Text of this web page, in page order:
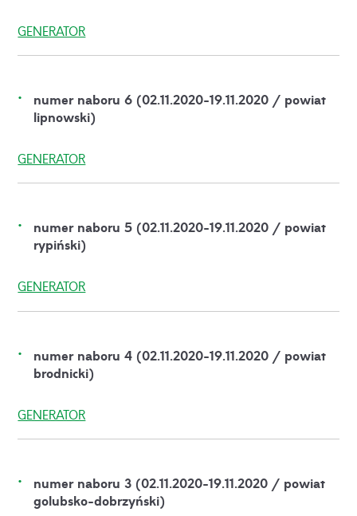
GENERATOR
numer naboru 6 (02.11.2020-19.11.2020 / powiat
lipnowski)
GENERATOR
numer naboru 5 (02.11.2020-19.11.2020 / powiat
rypiński)
GENERATOR
numer naboru 4 (02.11.2020-19.11.2020 / powiat
brodnicki)
GENERATOR
numer naboru 3 (02.11.2020-19.11.2020 / powiat
golubsko-dobrzyński)